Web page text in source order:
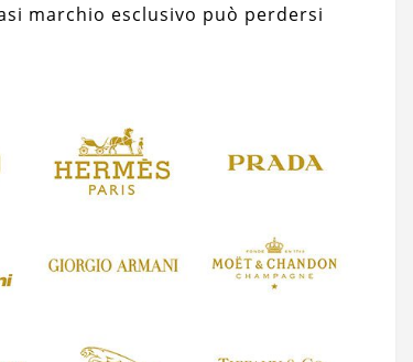
marchio esclusivo può perdersi